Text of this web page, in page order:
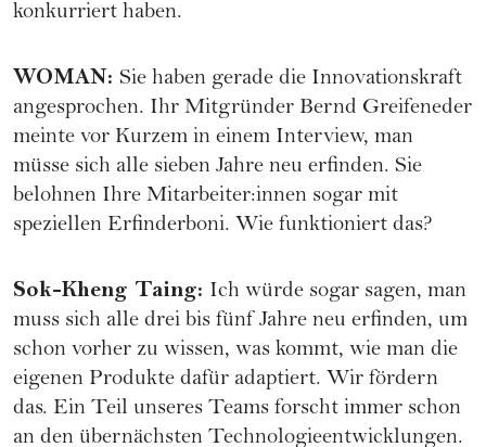
konkurriert haben.
WOMAN: Sie haben gerade die Innovationskraft
angesprochen. Ihr Mitgründer Bernd Greifeneder
meinte vor Kurzem in einem Interview, man
müsse sich alle sieben Jahre neu erfinden. Sie
belohnen Ihre Mitarbeiter:innen sogar mit
speziellen Erfinderboni. Wie funktioniert das?
Sok-Kheng Taing: Ich würde sogar sagen, man
muss sich alle drei bis fünf Jahre neu erfinden, um
schon vorher zu wissen, was kommt, wie man die
eigenen Produkte dafür adaptiert. Wir fördern
das. Ein Teil unseres Teams forscht immer schon
an den übernächsten Technologieentwicklungen.